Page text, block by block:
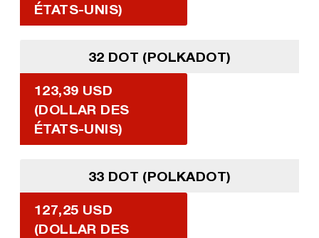
ÉTATS-UNIS)
32 DOT (POLKADOT)
123,39 USD
(DOLLAR DES
ÉTATS-UNIS)
33 DOT (POLKADOT)
127,25 USD
(DOLLAR DES